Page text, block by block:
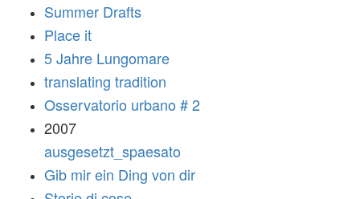
Summer Drafts
Place it
5 Jahre Lungomare
translating tradition
Osservatorio urbano # 2
2007
ausgesetzt_spaesato
Gib mir ein Ding von dir